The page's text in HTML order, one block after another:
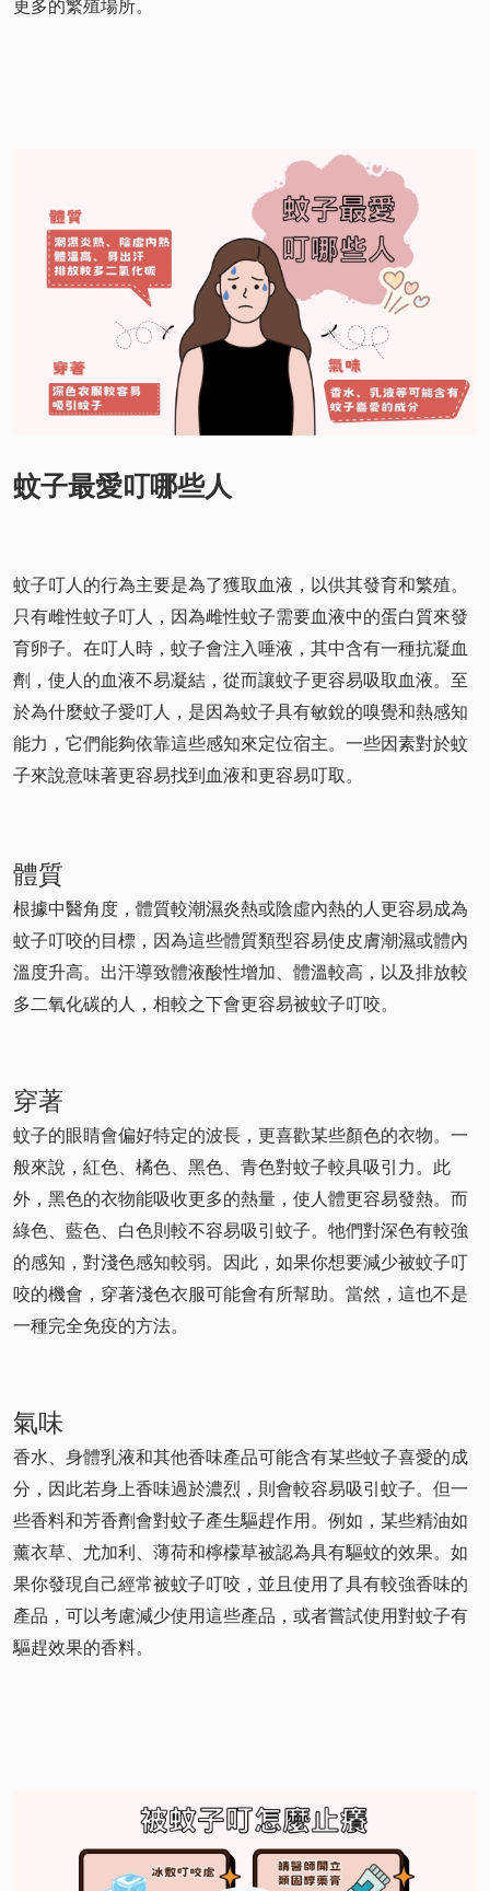
更多的繁殖場所。
蚊子最愛叮哪些人
蚊子叮人的行為主要是為了獲取血液，以供其發育和繁殖。
只有雌性蚊子叮人，因為雌性蚊子需要血液中的蛋白質來發
育卵子。在叮人時，蚊子會注入唾液，其中含有一種抗凝血
劑，使人的血液不易凝結，從而讓蚊子更容易吸取血液。至
於為什麼蚊子愛叮人，是因為蚊子具有敏銳的嗅覺和熱感知
能力，它們能夠依靠這些感知來定位宿主。一些因素對於蚊
子來說意味著更容易找到血液和更容易叮取。
體質
根據中醫角度，體質較潮濕炎熱或陰虛內熱的人更容易成為
蚊子叮咬的目標，因為這些體質類型容易使皮膚潮濕或體內
溫度升高。出汗導致體液酸性增加、體溫較高，以及排放較
多二氧化碳的人，相較之下會更容易被蚊子叮咬。
穿著
蚊子的眼睛會偏好特定的波長，更喜歡某些顏色的衣物。一
般來說，紅色、橘色、黑色、青色對蚊子較具吸引力。此
外，黑色的衣物能吸收更多的熱量，使人體更容易發熱。而
綠色、藍色、白色則較不容易吸引蚊子。牠們對深色有較強
的感知，對淺色感知較弱。因此，如果你想要減少被蚊子叮
咬的機會，穿著淺色衣服可能會有所幫助。當然，這也不是
一種完全免疫的方法。
氣味
香水、身體乳液和其他香味產品可能含有某些蚊子喜愛的成
分，因此若身上香味過於濃烈，則會較容易吸引蚊子。但一
些香料和芳香劑會對蚊子產生驅趕作用。例如，某些精油如
薰衣草、尤加利、薄荷和檸檬草被認為具有驅蚊的效果。如
果你發現自己經常被蚊子叮咬，並且使用了具有較強香味的
產品，可以考慮減少使用這些產品，或者嘗試使用對蚊子有
驅趕效果的香料。